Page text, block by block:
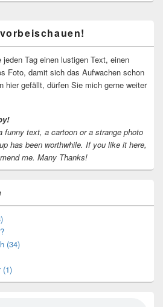
Tag einen lustigen Text, einen
Foto, damit sich das Aufwachen schon
hier gefällt, dürfen Sie mich gerne weiter
funny text, a cartoon or a strange photo
has been worthwhile. If you like it here,
me. Many Thanks!
(34)
(1)